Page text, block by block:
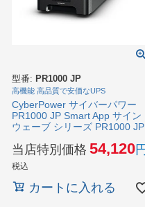
型番: PR1000 JP
高機能 高品質で安価なUPS
CyberPower サイバーパワー
PR1000 JP Smart App サイン
ウェーブ シリーズ PR1000 JP
当店特別価格 54,120
税込
カートに入れる